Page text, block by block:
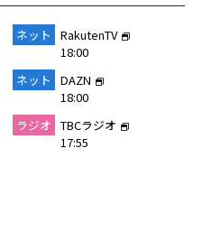
ネット
RakutenTV
18:00
ネット
DAZN
18:00
ラジオ TBCラジオ
17:55